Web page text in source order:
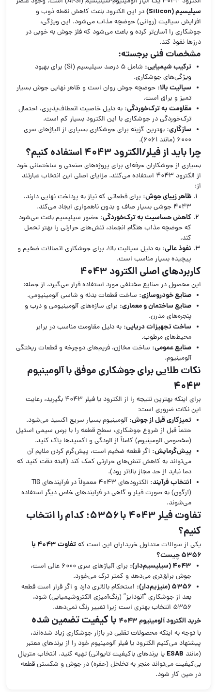
سیلیسیم (Silicon)
در این الکترود باعث کاهش نقطه ذوب و
افزایش سیالیت (روانی) حوضچه مذاب می‌شود. این ویژگی،
جوشکاری را آسان‌تر کرده و باعث می‌شود که فلز جوش به خوبی در
درزها نفوذ کند.
مشخصات فنی برجسته:
ترکیب شیمیایی:
شامل ۵ درصد سیلیسیم (Si) برای بهبود
ویژگی‌های جوشکاری.
سیالیت بالا: حوضچه جوش روان است و ظاهر نهایی جوش بسیار
تمیز و براق است.
مقاومت به ترک‌خوردگی: به دلیل خاصیت انعطاف‌پذیری، احتمال
ترک‌خوردگی در جوشکاری با این الکترود بسیار کم است.
سازگاری: بهترین گزینه برای جوشکاری بسیاری از آلیاژهای سری
۶۰۰۰ (مانند 6061).
چرا باید از فیلر/الکترود ۴۰۴۳ استفاده کنیم؟
بسیاری از جوشکاران حرفه‌ای برای پروژه‌های صنعتی و ساختمانی خود
از الکترود ۴۰۴۳ استفاده می‌کنند. مزایای اصلی این انتخاب عبارتند
از:
ظاهر زیبای جوش: برای قطعاتی که نیاز به پرداخت نهایی دارند،
۴۰۴۳ جوشی بسیار صاف و بدون ناهمواری ایجاد می‌کند.
کاهش حساسیت به ترک‌خوردگی: حضور سیلیسیم باعث می‌شود
که حوضچه مذاب هنگام انجماد، تنش‌های حرارتی را بهتر تحمل
کند.
نفوذ عالی: به دلیل سیالیت بالا، برای جوشکاری اتصالات ضخیم و
پیچیده بسیار مناسب است.
کاربردهای اصلی الکترود ۴۰۴۳
این محصول در صنایع مختلفی مورد استفاده قرار می‌گیرد، از جمله:
صنایع خودروسازی: ساخت قطعات بدنه و شاسی آلومینیومی.
صنایع ساختمان و معماری: برای سازه‌های آلومینیومی و درب و
پنجره‌های مدرن.
ساخت تجهیزات دریایی: به دلیل مقاومت مناسب در برابر
محیط‌های مرطوب.
صنایع عمومی: ساخت مخازن، فریم‌های دوچرخه و قطعات ریختگی
آلومینیوم.
نکات طلایی برای جوشکاری موفق با آلومینیوم
۴۰۴۳
برای اینکه بهترین نتیجه را از الکترود یا فیلر ۴۰۴۳ بگیرید، رعایت
این نکات ضروری است:
تمیزکاری قبل از جوش: آلومینیوم بسیار سریع اکسید می‌شود.
حتماً قبل از شروع جوشکاری، سطح قطعه را با برس سیمی استیل
(مخصوص آلومینیوم) کاملاً از آلودگی و اکسیدها پاک کنید.
پیش‌گرمایش: اگر قطعه ضخیم است، پیش‌گرم کردن ملایم آن
می‌تواند به کاهش تنش‌های حرارتی کمک کند (البته دقت کنید که
دما نباید از حد مجاز بالاتر رود).
انتخاب فرآیند:
الکترودهای ۴۰۴۳ معمولاً در فرآیندهای TIG
(آرگون) به صورت فیلر و گاهی در فرآیندهای خاص دیگر استفاده
می‌شوند.
تفاوت فیلر ۴۰۴۳ با ۵۳۵۶؛ کدام را انتخاب
کنیم؟
یکی از سوالات متداول خریداران این است که
تفاوت ۴۰۴۳ با
۵۳۵۶ چیست؟
۴۰۴۳ (سیلیسیم‌دار):
برای آلیاژهای سری ۶۰۰۰ عالی است،
جوش براق‌تری می‌دهد و کمتر ترک می‌خورد.
۵۳۵۶ (منیزیم‌دار):
استحکام بالاتری دارد و اگر قرار است قطعه
بعد از جوشکاری “آنودایز” (رنگ‌آمیزی الکتروشیمیایی) شود،
۵۳۵۶ انتخاب بهتری است زیرا تغییر رنگ نمی‌دهد.
خرید الکترود آلومینیوم ۴۰۴۳ با کیفیت تضمین شده
با توجه به اینکه محصولات تقلبی در بازار جوشکاری زیاد شده‌اند،
پیشنهاد می‌کنیم الکترود یا فیلر آلومینیوم خود را از برندهای معتبر
(مانند ESABیا برندهای باکیفیت تایوانی) تهیه کنید. انتخاب متریال
بی‌کیفیت می‌تواند منجر به تخلخل (حفره) در جوش و شکستن قطعه
در حین کار شود.